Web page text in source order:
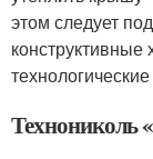
этом следует
Технониколь